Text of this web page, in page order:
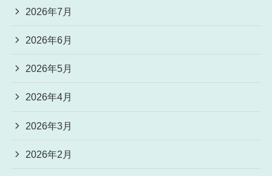
2026年7月
2026年6月
2026年5月
2026年4月
2026年3月
2026年2月